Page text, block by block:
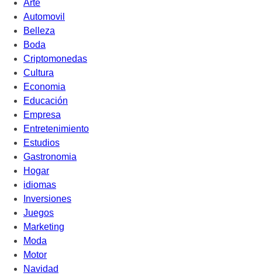
Arte
Automovil
Belleza
Boda
Criptomonedas
Cultura
Economia
Educación
Empresa
Entretenimiento
Estudios
Gastronomia
Hogar
idiomas
Inversiones
Juegos
Marketing
Moda
Motor
Navidad